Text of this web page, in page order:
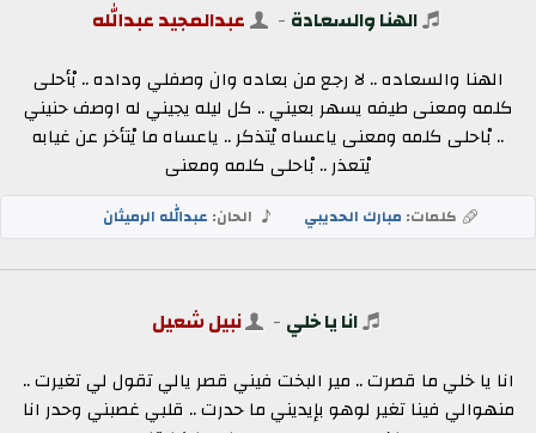
الهنا والسعادة - عبدالمجيد عبدالله
الهنا والسعاده .. لا رجع من بعاده وان وصفلي وداده .. بْأحلى
كلمه ومعنى طيفه يسهر بعيني .. كل ليله يجيني له اوصف حنيني
.. بْاحلى كلمه ومعنى ياعساه يْتذكر .. ياعساه ما يْتأخر عن غيابه
يْتعذر .. بْاحلى كلمه ومعنى
كلمات: مبارك الحديبي الحان: عبدالله الرميثان
انا يا خلي - نبيل شعيل
انا يا خلي ما قصرت .. مير البخت فيني قصر يالي تقول لي تغيرت ..
منهوالي فينا تغير لوهو بإيديني ما حدرت .. قلبي غصبني وحدر انا